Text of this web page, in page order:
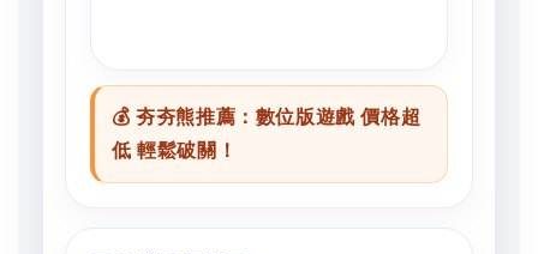
💰 夯夯熊推薦：數位版遊戲 價格超
低 輕鬆破關！